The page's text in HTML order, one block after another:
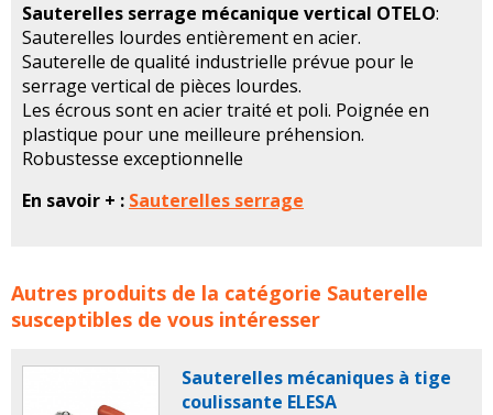
Sauterelles serrage mécanique vertical OTELO:
Sauterelles lourdes entièrement en acier.
Sauterelle de qualité industrielle prévue pour le
serrage vertical de pièces lourdes.
Les écrous sont en acier traité et poli. Poignée en
plastique pour une meilleure préhension.
Robustesse exceptionnelle
En savoir + : Sauterelles serrage
Sauterelles serrage mécanique vertical OTELO concerne
les familles de produits : sauterellesauterelles
Autres produits de la catégorie Sauterelle
susceptibles de vous intéresser
Sauterelles mécaniques à tige
coulissante ELESA